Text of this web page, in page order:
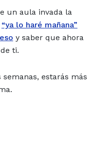
un aula invada la
“ya lo haré mañana”
y saber que ahora
ti.
estarás más